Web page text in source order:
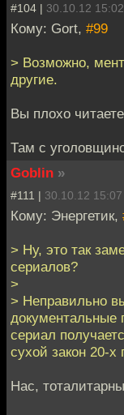
#104 | 30.10.12 15:02
Кому: Gort, #99
> Возможно,
другие.
Вы плохо
Там с
Goblin »
#111 | 30.10.12 15:07
Кому: Энергетик,
> Ну, это так
сериалов?
>
> Неправильно
документальные
сериал
сухой закон 20-х
Нас,